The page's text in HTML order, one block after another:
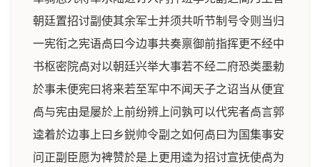
朝廷置招讨副使其余军士并须共听节制号令则当归
一宪衔之宪语卨曰今边事共奏禀御前指挥更不经中
书枢密院卨对以朝廷兴举大事若不经二府恐类墨勅
於事未便宪曰将来若至军中不闻天子之诏当从便宜
卨与宪由是屡於上前纷辨上问孰可以代宪者卨言郭
逵着於边事上曰乡鋭帅令副之如何卨曰为国集事安
问正副臣愿为裨赞於是上更用逵为招讨宣抚使卨为